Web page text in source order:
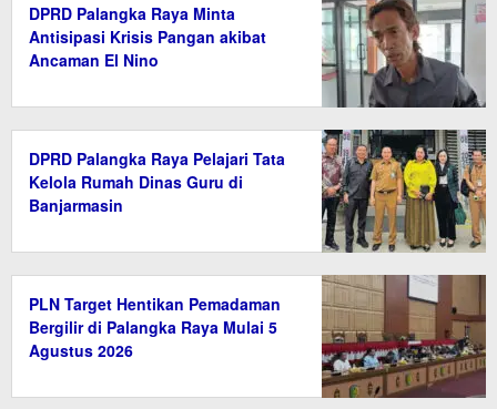
DPRD Palangka Raya Minta
Antisipasi Krisis Pangan akibat
Ancaman El Nino
DPRD Palangka Raya Pelajari Tata
Kelola Rumah Dinas Guru di
Banjarmasin
PLN Target Hentikan Pemadaman
Bergilir di Palangka Raya Mulai 5
Agustus 2026